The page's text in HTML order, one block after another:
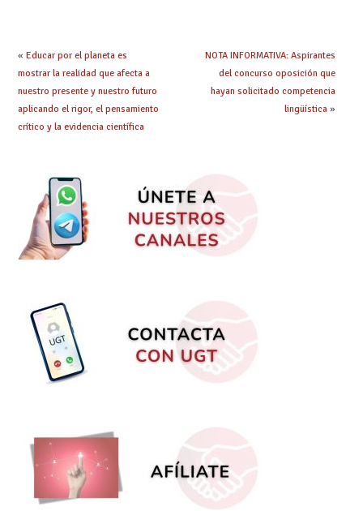
« Educar por el planeta es
mostrar la realidad que afecta a
nuestro presente y nuestro futuro
aplicando el rigor, el pensamiento
crítico y la evidencia científica
NOTA INFORMATIVA: Aspirantes
del concurso oposición que
hayan solicitado competencia
lingüística»